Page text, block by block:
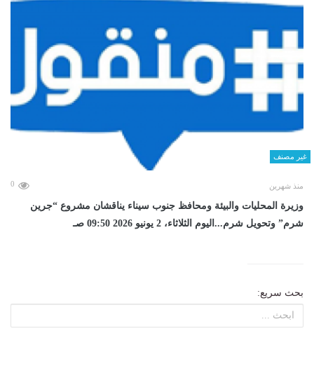
غير مصنف
منذ شهرين 0
وزيرة المحليات والبيئة ومحافظ جنوب سيناء يناقشان مشروع “جرين
شرم” وتحويل شرم...اليوم الثلاثاء، 2 يونيو 2026 09:50 صـ
بحث سريع: